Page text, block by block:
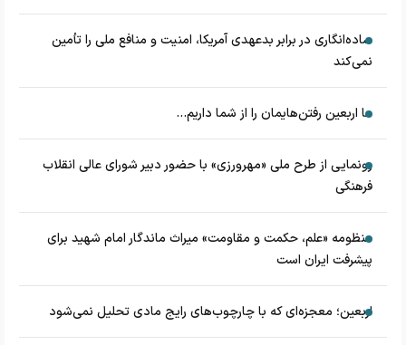
ساده‌انگاری در برابر بدعهدی آمریکا، امنیت و منافع ملی را تأمین
نمی‌کند
ما اربعین رفتن‌هایمان را از شما داریم...
رونمایی از طرح ملی «مهرورزی» با حضور دبیر شورای عالی انقلاب
فرهنگی
منظومه «علم، حکمت و مقاومت» میراث ماندگار امام شهید برای
پیشرفت ایران است
اربعین؛ معجزه‌ای که با چارچوب‌های رایج مادی تحلیل نمی‌شود